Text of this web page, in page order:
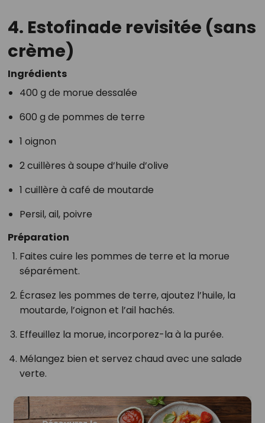
4. Estofinade revisitée (sans
crème)
Ingrédients
400 g de morue dessalée
600 g de pommes de terre
1 oignon
2 cuillères à soupe d’huile d’olive
1 cuillère à café de moutarde
Persil, ail, poivre
Préparation
Faites cuire les pommes de terre et la morue
séparément.
Écrasez les pommes de terre, ajoutez l’huile, la
moutarde, l’oignon et l’ail hachés.
Effeuillez la morue, incorporez-la à la purée.
Mélangez bien et servez chaud avec une salade
verte.